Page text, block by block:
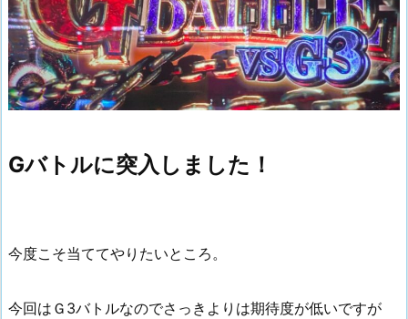
Gバトルに突入しました！
今度こそ当ててやりたいところ。
今回はＧ3バトルなのでさっきよりは期待度が低いですが